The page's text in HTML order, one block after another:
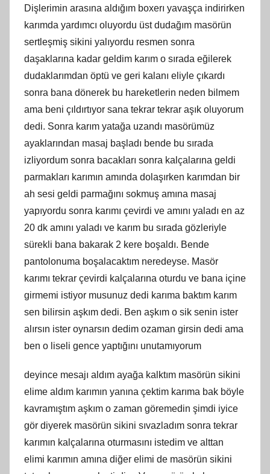
Dişlerimin arasına aldığım boxerı yavaşça indirirken
karımda yardımcı oluyordu üst dudağım masörün
sertleşmiş sikini yalıyordu resmen sonra
daşaklarına kadar geldim karım o sırada eğilerek
dudaklarımdan öptü ve geri kalanı eliyle çıkardı
sonra bana dönerek bu hareketlerin neden bilmem
ama beni çıldırtıyor sana tekrar tekrar aşık oluyorum
dedi. Sonra karım yatağa uzandı masörümüz
ayaklarından masaj başladı bende bu sırada
izliyordum sonra bacakları sonra kalçalarına geldi
parmakları karımın amında dolaşırken karımdan bir
ah sesi geldi parmağını sokmuş amına masaj
yapıyordu sonra karımı çevirdi ve amını yaladı en az
20 dk amını yaladı ve karım bu sırada gözleriyle
sürekli bana bakarak 2 kere boşaldı. Bende
pantolonuma boşalacaktım neredeyse. Masör
karımı tekrar çevirdi kalçalarına oturdu ve bana içine
girmemi istiyor musunuz dedi karıma baktım karım
sen bilirsin aşkım dedi. Ben aşkım o sik senin ister
alırsın ister oynarsın dedim ozaman girsin dedi ama
ben o liseli gence yaptığını unutamıyorum
deyince mesajı aldım ayağa kalktım masörün sikini
elime aldım karımın yanına çektim karıma bak böyle
kavramıştım aşkım o zaman göremedin şimdi iyice
gör diyerek masörün sikini sıvazladım sonra tekrar
karımın kalçalarına oturmasını istedim ve alttan
elimi karımın amına diğer elimi de masörün sikini